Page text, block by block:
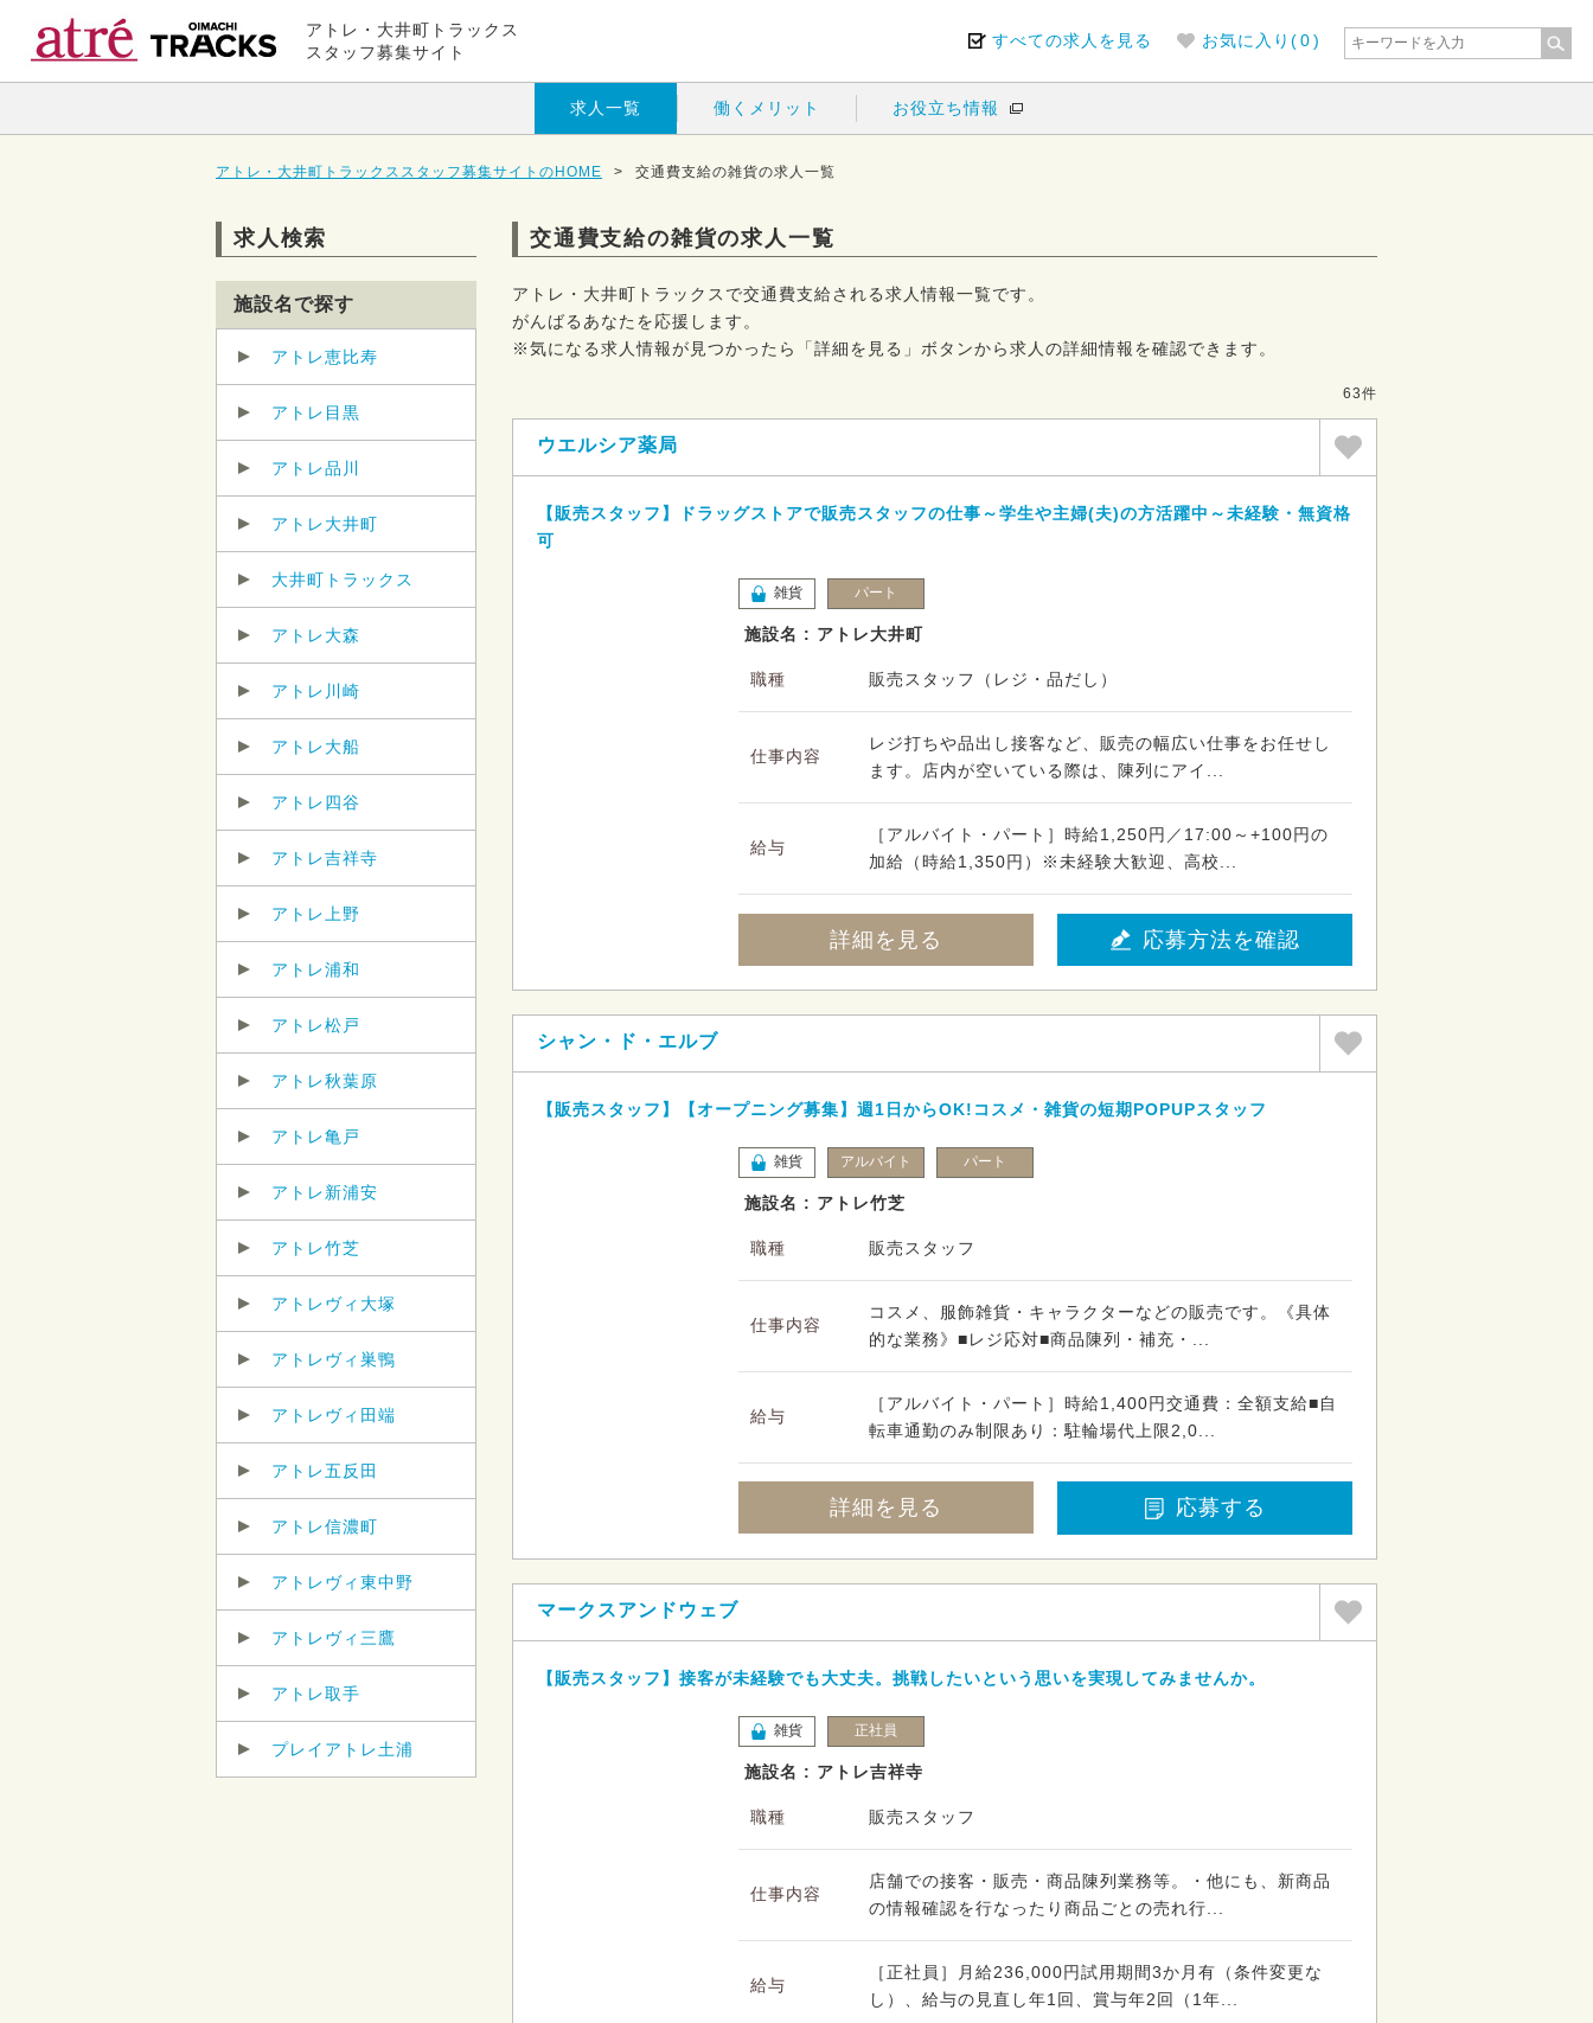
アトレ・大井町トラックス
スタッフ募集サイト
すべての求人を見る お気に入り(0)
求人一覧 働くメリット お役立ち情報
アトレ・大井町トラックススタッフ募集サイトのHOME > 交通費支給の雑貨の求人一覧
求人検索
施設名で探す
アトレ恵比寿
アトレ目黒
アトレ品川
アトレ大井町
大井町トラックス
アトレ大森
アトレ川崎
アトレ大船
アトレ四谷
アトレ吉祥寺
アトレ上野
アトレ浦和
アトレ松戸
アトレ秋葉原
アトレ亀戸
アトレ新浦安
アトレ竹芝
アトレヴィ大塚
アトレヴィ巣鴨
アトレヴィ田端
アトレ五反田
アトレ信濃町
アトレヴィ東中野
アトレヴィ三鷹
アトレ取手
プレイアトレ土浦
交通費支給の雑貨の求人一覧
アトレ・大井町トラックスで交通費支給される求人情報一覧です。
がんばるあなたを応援します。
※気になる求人情報が見つかったら「詳細を見る」ボタンから求人の詳細情報を確認できます。
63件
ウエルシア薬局
【販売スタッフ】ドラッグストアで販売スタッフの仕事～学生や主婦(夫)の方活躍中～未経験・無資格
可
雑貨 パート
施設名 : アトレ大井町
職種 販売スタッフ（レジ・品だし）
仕事内容
レジ打ちや品出し接客など、販売の幅広い仕事をお任せし
ます。店内が空いている際は、陳列にアイ...
給与
［アルバイト・パート］時給1,250円／17:00～+100円の
加給（時給1,350円）※未経験大歓迎、高校...
詳細を見る 応募方法を確認
シャン・ド・エルブ
【販売スタッフ】【オープニング募集】週1日からOK!コスメ・雑貨の短期POPUPスタッフ
雑貨 アルバイト パート
施設名 : アトレ竹芝
職種 販売スタッフ
仕事内容
コスメ、服飾雑貨・キャラクターなどの販売です。《具体
的な業務》■レジ応対■商品陳列・補充・...
給与
［アルバイト・パート］時給1,400円交通費：全額支給■自
転車通勤のみ制限あり：駐輪場代上限2,0...
詳細を見る 応募する
マークスアンドウェブ
【販売スタッフ】接客が未経験でも大丈夫。挑戦したいという思いを実現してみませんか。
雑貨 正社員
施設名 : アトレ吉祥寺
職種 販売スタッフ
仕事内容
店舗での接客・販売・商品陳列業務等。・他にも、新商品
の情報確認を行なったり商品ごとの売れ行...
給与
［正社員］月給236,000円試用期間3か月有（条件変更な
し）、給与の見直し年1回、賞与年2回（1年...